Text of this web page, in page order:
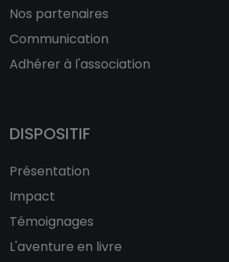
Nos partenaires
Communication
Adhérer à l'association
DISPOSITIF
Présentation
Impact
Témoignages
L'aventure en livre